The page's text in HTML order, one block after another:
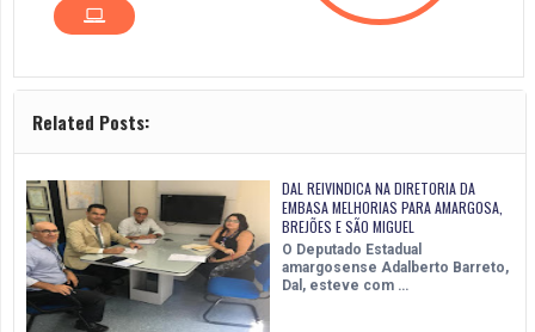
Related Posts:
DAL REIVINDICA NA DIRETORIA DA
EMBASA MELHORIAS PARA AMARGOSA,
BREJÕES E SÃO MIGUEL
O Deputado Estadual
amargosense Adalberto Barreto,
Dal, esteve com …